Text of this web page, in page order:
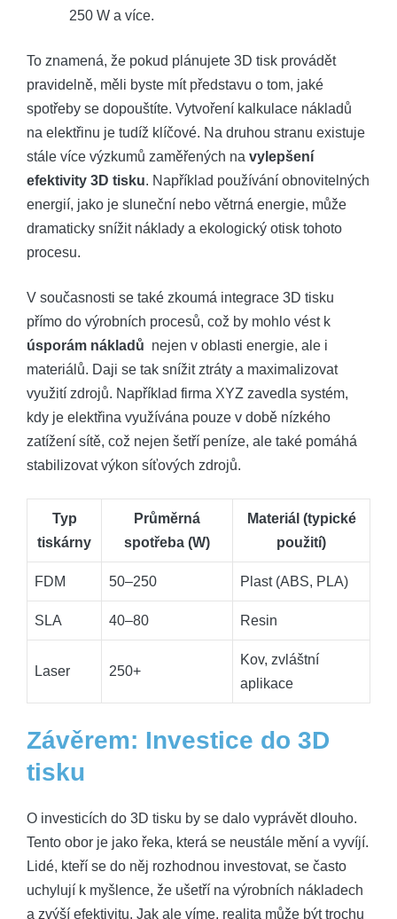
250 W a více.
To znamená, že pokud plánujete 3D‍ tisk provádět
pravidelně, měli byste ‍mít představu o tom, jaké
spotřeby se dopouštíte. ⁤Vytvoření kalkulace nákladů
na ‌elektřinu je tudíž klíčové. Na ​druhou stranu existuje⁤
stále více výzkumů zaměřených na vylepšení
efektivity ‌3D tisku. ‍Například používání obnovitelných
energií,⁣ jako je ‍sluneční nebo větrná energie, může⁤
dramaticky⁤ snížit náklady ⁤a ekologický ⁣otisk tohoto
procesu.
V současnosti se také zkoumá integrace ⁤3D tisku
přímo do výrobních procesů, což by mohlo ⁣vést k
úsporám nákladů ⁢ nejen ⁣v oblasti energie, ale‌ i
materiálů. Daji se tak snížit ztráty a maximalizovat
využití zdrojů. Například firma XYZ‍ zavedla systém,⁣
kdy je ​elektřina využívána pouze‌ v době nízkého‌
zatížení sítě, což nejen ​šetří peníze, ale také ⁣pomáhá
stabilizovat výkon síťových zdrojů.
Typ
tiskárny
Průměrná
spotřeba (W)
Materiál ‍(typické
použití)
FDM 50–250 Plast (ABS, ​PLA)
SLA 40–80 Resin
Laser 250+
Kov, zvláštní
aplikace
Závěrem: Investice do ⁣3D
tisku
O investicích do‍ 3D tisku by ‍se​ dalo vyprávět ​dlouho.
Tento obor je⁣ jako⁢ řeka, která se neustále mění a vyvíjí.
Lidé, kteří se do něj rozhodnou investovat, se často
uchylují ​k myšlence, že ušetří na výrobních nákladech
a zvýší ‍efektivitu. Jak ale víme, realita ​může být ⁣trochu